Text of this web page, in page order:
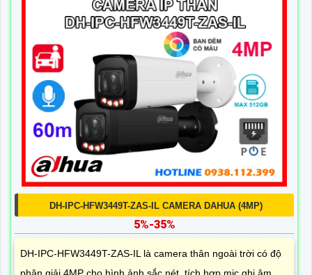
DH-IPC-HFW3449T-ZAS-IL CAMERA DAHUA (4MP)
5%-35%
DH-IPC-HFW3449T-ZAS-IL là camera thân ngoài trời có độ